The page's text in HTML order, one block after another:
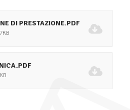
DI PRESTAZIONE.PDF